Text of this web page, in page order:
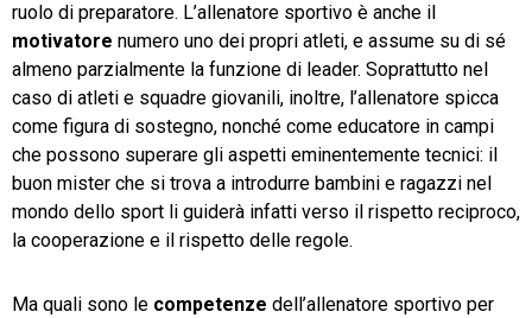
ruolo di preparatore. L’allenatore sportivo è anche il
motivatore numero uno dei propri atleti, e assume su di sé
almeno parzialmente la funzione di leader. Soprattutto nel
caso di atleti e squadre giovanili, inoltre, l’allenatore spicca
come figura di sostegno, nonché come educatore in campi
che possono superare gli aspetti eminentemente tecnici: il
buon mister che si trova a introdurre bambini e ragazzi nel
mondo dello sport li guiderà infatti verso il rispetto reciproco,
la cooperazione e il rispetto delle regole.
Ma quali sono le competenze dell’allenatore sportivo per